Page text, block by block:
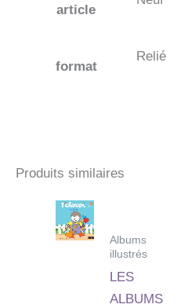
article
format
Relié
Produits similaires
Albums
illustrés
LES
ALBUMS